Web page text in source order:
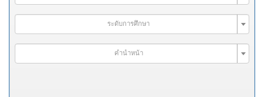
ระดับการศึกษา
คำนำหน้า